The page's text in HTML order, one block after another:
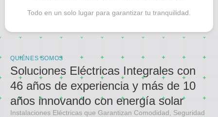
Todo en un solo lugar para garantizar tu tranquilidad.
QUIÉNES SOMOS
Soluciones Eléctricas Integrales con
46 años de experiencia y más de 10
años innovando con energía solar
Instalaciones Eléctricas que Garantizan Comodidad, Seguridad